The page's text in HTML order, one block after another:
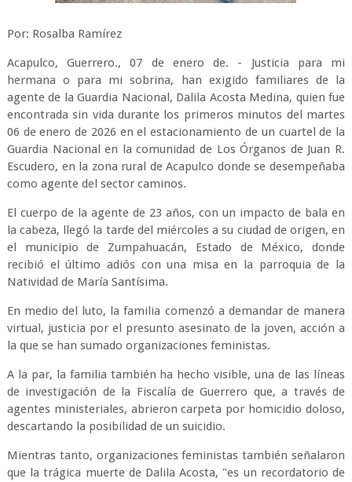
Por: Rosalba Ramírez
Acapulco, Guerrero., 07 de enero de. - Justicia para mi
hermana o para mi sobrina, han exigido familiares de la
agente de la Guardia Nacional, Dalila Acosta Medina, quien fue
encontrada sin vida durante los primeros minutos del martes
06 de enero de 2026 en el estacionamiento de un cuartel de la
Guardia Nacional en la comunidad de Los Órganos de Juan R.
Escudero, en la zona rural de Acapulco donde se desempeñaba
como agente del sector caminos.
El cuerpo de la agente de 23 años, con un impacto de bala en
la cabeza, llegó la tarde del miércoles a su ciudad de origen, en
el municipio de Zumpahuacán, Estado de México, donde
recibió el último adiós con una misa en la parroquia de la
Natividad de María Santísima.
En medio del luto, la familia comenzó a demandar de manera
virtual, justicia por el presunto asesinato de la joven, acción a
la que se han sumado organizaciones feministas.
A la par, la familia también ha hecho visible, una de las líneas
de investigación de la Fiscalía de Guerrero que, a través de
agentes ministeriales, abrieron carpeta por homicidio doloso,
descartando la posibilidad de un suicidio.
Mientras tanto, organizaciones feministas también señalaron
que la trágica muerte de Dalila Acosta, "es un recordatorio de